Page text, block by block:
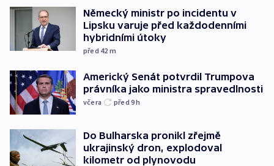
Německý ministr po incidentu v
Lipsku varuje před každodenními
hybridními útoky
před 42 m
Americký Senát potvrdil Trumpova
právníka jako ministra spravedlnosti
včera před 9h
Do Bulharska pronikl zřejmě
ukrajinský dron, explodoval
kilometr od plynovodu